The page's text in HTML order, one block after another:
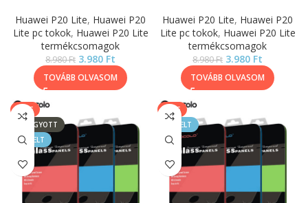
Huawei P20 Lite, Huawei P20
Lite pc tokok, Huawei P20 Lite
termékcsomagok
8.980Ft 3.980 Ft
TOVÁBB OLVASOM
Huawei P20 Lite, Huawei P20
Lite pc tokok, Huawei P20 Lite
termékcsomagok
8.980Ft 3.980 Ft
TOVÁBB OLVASOM
SALE
ELFOGYOTT
KIEMELT
SALE
KIEMELT